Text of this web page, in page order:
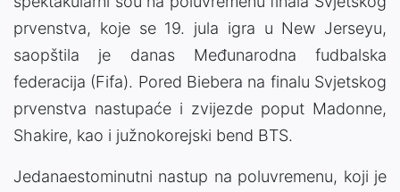
prvenstva, koje se 19. jula igra u New Jerseyu,
saopštila je danas Međunarodna fudbalska
federacija (Fifa). Pored Biebera na finalu Svjetskog
prvenstva nastupaće i zvijezde poput Madonne,
Shakire, kao i južnokorejski bend BTS.
Jedanaestominutni nastup na poluvremenu, koji je